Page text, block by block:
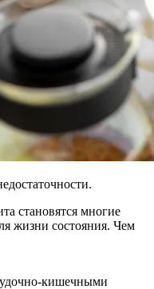
становятся многие
жизни состояния. Чем
кишечными